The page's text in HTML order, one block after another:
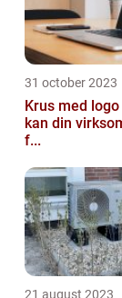
31 october 2023
Krus med
kan din
f...
21 august 2023